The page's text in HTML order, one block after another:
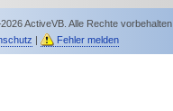
ActiveVB. Alle Rechte vorbehalten.
| Fehler melden